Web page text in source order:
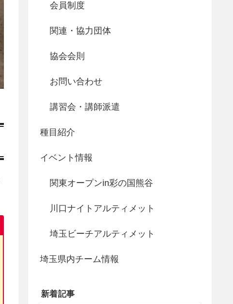
会員制度
関連・協力団体
協会会則
お問い合わせ
講習会・講師派遣
種目紹介
イベント情報
関東オープンin彩の国熊谷
川口ナイトアルティメット
埼玉ビーチアルティメット
埼玉県内チーム情報
新着記事